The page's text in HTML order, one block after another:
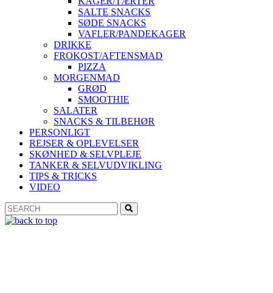
SALTE SNACKS
SØDE SNACKS
VAFLER/PANDEKAGER
DRIKKE
FROKOST/AFTENSMAD
PIZZA
MORGENMAD
GRØD
SMOOTHIE
SALATER
SNACKS & TILBEHØR
PERSONLIGT
REJSER & OPLEVELSER
SKØNHED & SELVPLEJE
TANKER & SELVUDVIKLING
TIPS & TRICKS
VIDEO
Search
for: